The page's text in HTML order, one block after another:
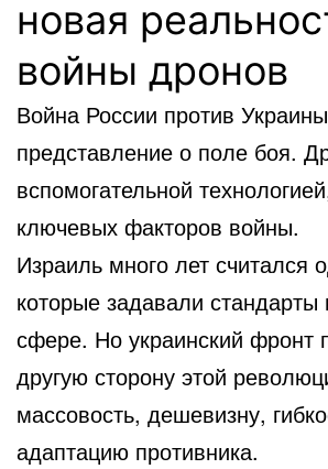
новая
войны дронов
Война России против
представление о поле боя.
вспомогательной
ключевых факторов войны.
Израиль много лет считался
которые задавали стандарты
сфере. Но украинский фронт
другую сторону этой
массовость, дешевизну,
адаптацию противника.